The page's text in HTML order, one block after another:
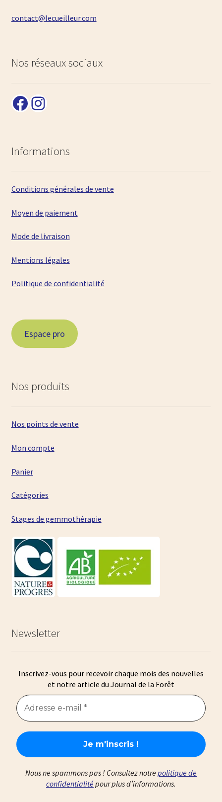
contact@lecueilleur.com
Nos réseaux sociaux
Facebook
Instagram
Informations
Conditions générales de vente
Moyen de paiement
Mode de livraison
Mentions légales
Politique de confidentialité
Espace pro
Nos produits
Nos points de vente
Mon compte
Panier
Catégories
Stages de gemmothérapie
Newsletter
Inscrivez-vous pour recevoir chaque mois des nouvelles
et notre article du Journal de la Forêt
Nous ne spammons pas ! Consultez notrepolitique de
confidentialitépour plus d’informations.